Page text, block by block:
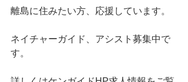
離島に住みたい方、応援しています。
ネイチャーガイド、アシスト募集中で
す。